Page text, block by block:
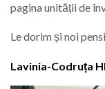
pagina unității de
Le dorim și noi
Lavinia-Codruța